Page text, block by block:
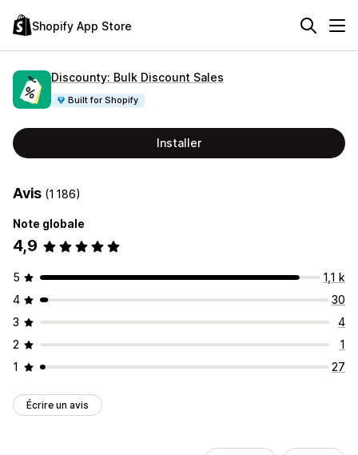
Shopify App Store
Discounty: Bulk Discount Sales
Built for Shopify
Installer
Avis (1 186)
Note globale
4,9
5
1,1 k
4
30
3
4
2
1
1
27
Écrire un avis